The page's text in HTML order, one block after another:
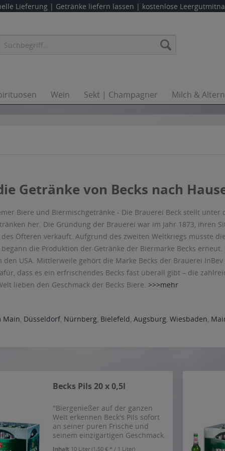
Lieferung | Getränke liefern lassen | kostenlose
Wein Sekt | Champagner Milch &
Getränke von Becks nach
Biere und Biermischgetränke - Die Brauerei Beck stellt unter
her. Die Gründung der Brauerei war im Jahr 1873, ihren
Öfteren verkauft. Aufgrund des zweiten Weltkriegs musste
die Produktion der Getränke der Biermarke Becks
USA. Mittlerweile gehört die Marke Becks der Brauerei
dass es ein erfrischendes Becks fast überall gibt – die
lieben den Geschmack der Becks Biere. >>>mehr
Main, Düsseldorf, Nürnberg, Bielefeld, Augsburg, Wiesbaden,
Becks Pils 20 x 0,5l
"Biergenießer auf der ganzen
Welt erkennen Beck's Pils sofort
an seiner puren Frische und
seinem einzigartigen Geschmack.
Inhalt 10 Liter(1,50 € * / 1 Liter)